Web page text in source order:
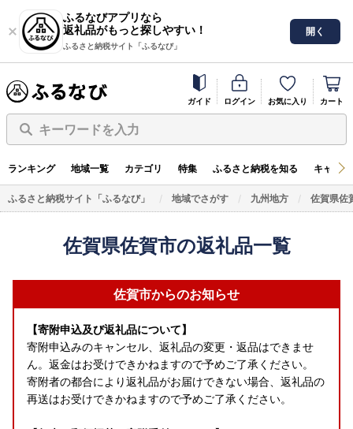
ふるなびアプリなら
返礼品がもっと探しやすい！
ふるさと納税サイト「ふるなび」
開く
ガイド ログイン お気に入り カート
キーワードを入力
ランキング 地域一覧 カテゴリ 特集 ふるさと納税を知る キャン
ふるさと納税サイト「ふるなび」 地域でさがす 九州地方 佐賀県佐
佐賀県佐賀市の返礼品一覧
佐賀市からのお知らせ
【寄附申込及び返礼品について】
寄附申込みのキャンセル、返礼品の変更・返品はできませ
ん。返金はお受けできかねますので予めご了承ください。
寄附者の都合により返礼品がお届けできない場合、返礼品の
再送はお受けできかねますので予めご了承ください。